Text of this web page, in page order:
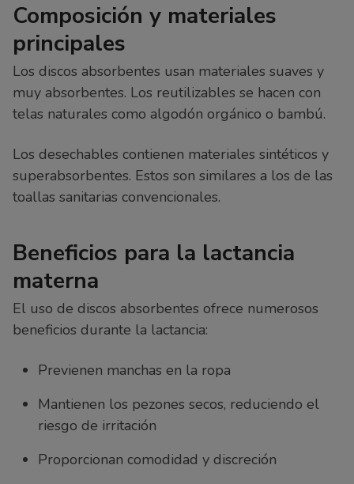
Composición y materiales
principales
Los discos absorbentes usan materiales suaves y
muy absorbentes. Los reutilizables se hacen con
telas naturales como algodón orgánico o bambú.
Los desechables contienen materiales sintéticos y
superabsorbentes. Estos son similares a los de las
toallas sanitarias convencionales.
Beneficios para la lactancia
materna
El uso de discos absorbentes ofrece numerosos
beneficios durante la lactancia:
Previenen manchas en la ropa
Mantienen los pezones secos, reduciendo el
riesgo de irritación
Proporcionan comodidad y discreción